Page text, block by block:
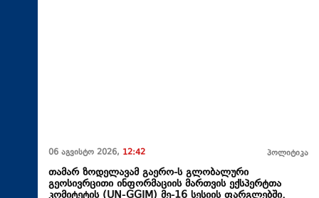
06 აგვისტო 2026, 12:42 პოლიტიკა
თამარ ზოდელავამ გაერო-ს გლობალური
გეოსივრცითი ინფორმაციის მართვის ექსპერტთა